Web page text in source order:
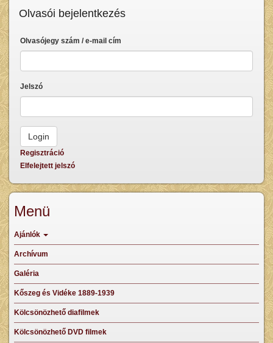
Olvasói bejelentkezés
Olvasójegy szám / e-mail cím
Jelszó
Regisztráció
Elfelejtett jelszó
Menü
Ajánlók
Archívum
Galéria
Kőszeg és Vidéke 1889-1939
Kölcsönözhető diafilmek
Kölcsönözhető DVD filmek